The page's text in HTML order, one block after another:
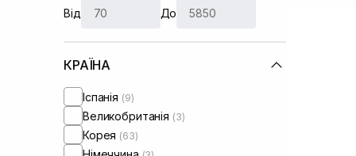
Needly
Purito
Question and Answer
Round Lab
Skin1004(3)
Theramid(6)
Від До
КРАЇНА
Іспанія (9)
Великобританія (3)
Корея (63)